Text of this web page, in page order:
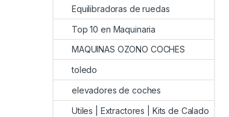
Equilibradoras de ruedas
Top 10 en Maquinaria
MAQUINAS OZONO COCHES
toledo
elevadores de coches
Utiles | Extractores | Kits de Calado